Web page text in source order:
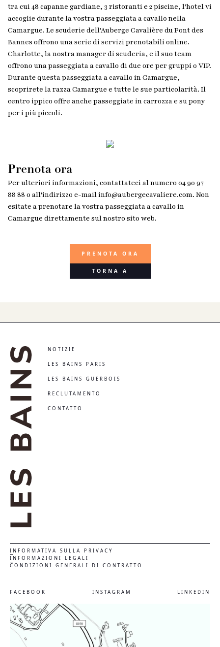
tra cui 48 capanne gardiane, 3 ristoranti e 2 piscine, l'hotel vi
accoglie durante la vostra passeggiata a cavallo nella
Camargue. Le scuderie dell'Auberge Cavalière du Pont des
Bannes offrono una serie di servizi prenotabili online.
Charlotte, la nostra manager di scuderia, e il suo team
offrono una passeggiata a cavallo di due ore per gruppi o VIP.
Durante questa passeggiata a cavallo in Camargue,
scoprirete la razza Camargue e tutte le sue particolarità. Il
centro ippico offre anche passeggiate in carrozza e su pony
per i più piccoli.
Prenota ora
Per ulteriori informazioni, contattateci al numero 04 90 97
88 88 o all'indirizzo e-mail info@aubergecavaliere.com. Non
esitate a prenotare la vostra passeggiata a cavallo in
Camargue direttamente sul nostro sito web.
PRENOTA ORA
TORNA A
NOTIZIE
LES BAINS PARIS
LES BAINS GUERBOIS
RECLUTAMENTO
CONTATTO
INFORMATIVA SULLA PRIVACY
INFORMAZIONI LEGALI
CONDIZIONI GENERALI DI CONTRATTO
FACEBOOK INSTAGRAM LINKEDIN